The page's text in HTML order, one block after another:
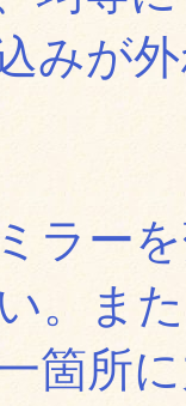
みが
ラー
。ま
箇所